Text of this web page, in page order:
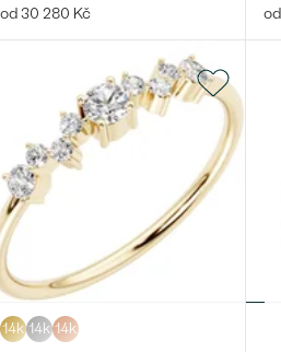
od 30 280 Kč
14k 14k 14k